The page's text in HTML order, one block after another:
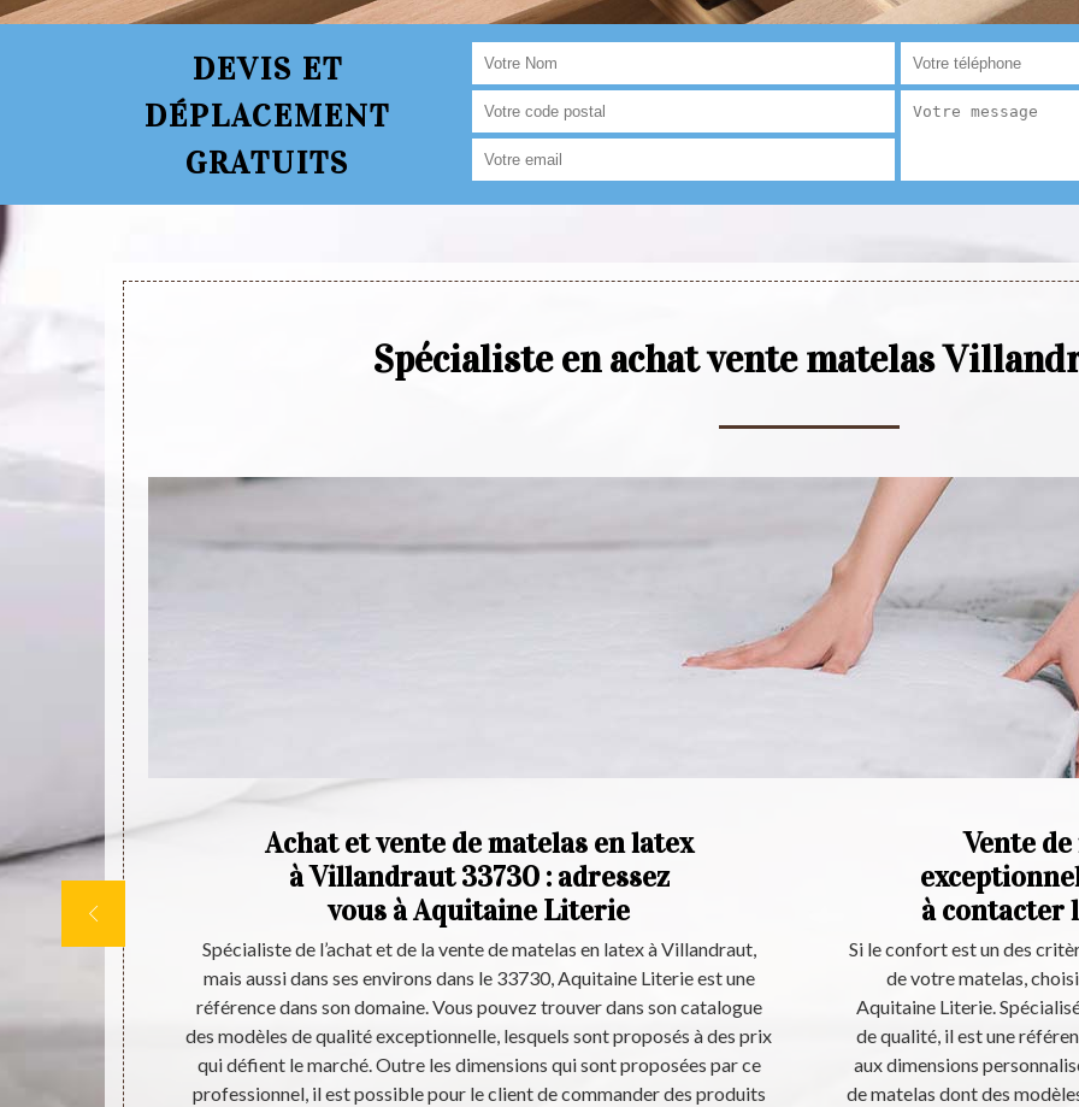
DEVIS ET
DÉPLACEMENT
GRATUITS
Spécialiste en achat vente matelas
Villandraut,
Achat et vente de matelas en latex
à Villandraut 33730 : adressez
vous à Aquitaine Literie
Spécialiste de l’achat et de la vente de matelas en latex à Villandraut,
mais aussi dans ses environs dans le 33730, Aquitaine Literie est une
référence dans son domaine. Vous pouvez trouver dans son catalogue
des modèles de qualité exceptionnelle, lesquels sont proposés à des prix
qui défient le marché. Outre les dimensions qui sont proposées par ce
professionnel, il est possible pour le client de commander des produits
Vente
à contacter
Si le confort est un des
de votre matelas,
Aquitaine Literie.
de qualité, il est une
aux dimensions
de matelas dont des